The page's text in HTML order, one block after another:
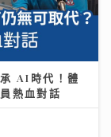
AI時代！體
熱血對話